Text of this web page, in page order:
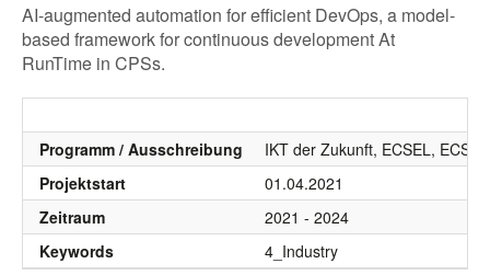
AI-augmented automation for efficient DevOps, a model-
based framework for continuous development At
RunTime in CPSs.
Programm / Ausschreibung
IKT der Zukunft, ECSEL,
Projektstart
01.04.2021
Zeitraum
2021 - 2024
Keywords
4_Industry